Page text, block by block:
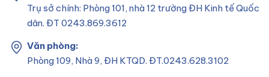
Trụ sở chính: Phòng 101, nhà 12 trường ĐH Kinh tế Quốc
dân. ĐT 0243.869.3612
Văn phòng:
Phòng 109, Nhà 9, ĐH KTQD. ĐT.0243.628.3102